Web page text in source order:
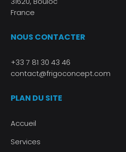
France
NOUS CONTACTER
+33 7 81 30 43 46
contact@frigoconcept.com
PLAN DU SITE
Accueil
Services